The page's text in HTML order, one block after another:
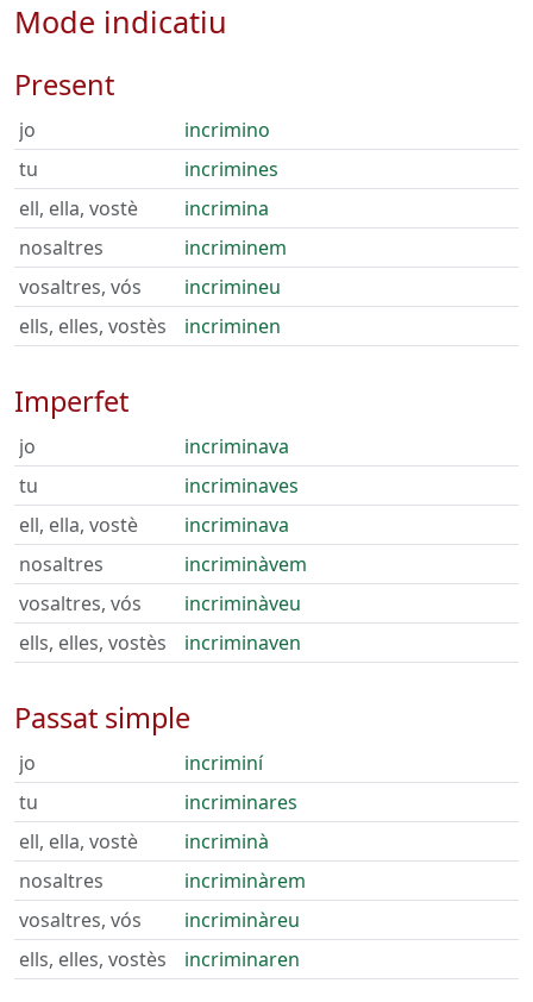
Mode indicatiu
Present
jo
incrimino
tu
incrimines
ell, ella, vostè
incrimina
nosaltres
incriminem
vosaltres, vós
incrimineu
ells, elles, vostès
incriminen
Imperfet
jo
incriminava
tu
incriminaves
ell, ella, vostè
incriminava
nosaltres
incriminàvem
vosaltres, vós
incriminàveu
ells, elles, vostès
incriminaven
Passat simple
jo
incriminí
tu
incriminares
ell, ella, vostè
incriminà
nosaltres
incriminàrem
vosaltres, vós
incriminàreu
ells, elles, vostès
incriminaren